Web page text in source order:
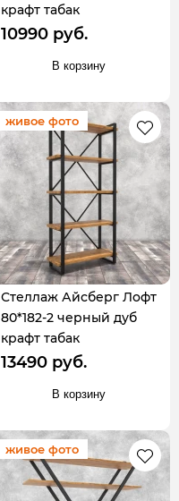
крафт табак
10990 руб.
В корзину
живое фото
Стеллаж Айсберг Лофт
80*182-2 черный дуб
крафт табак
13490 руб.
В корзину
живое фото